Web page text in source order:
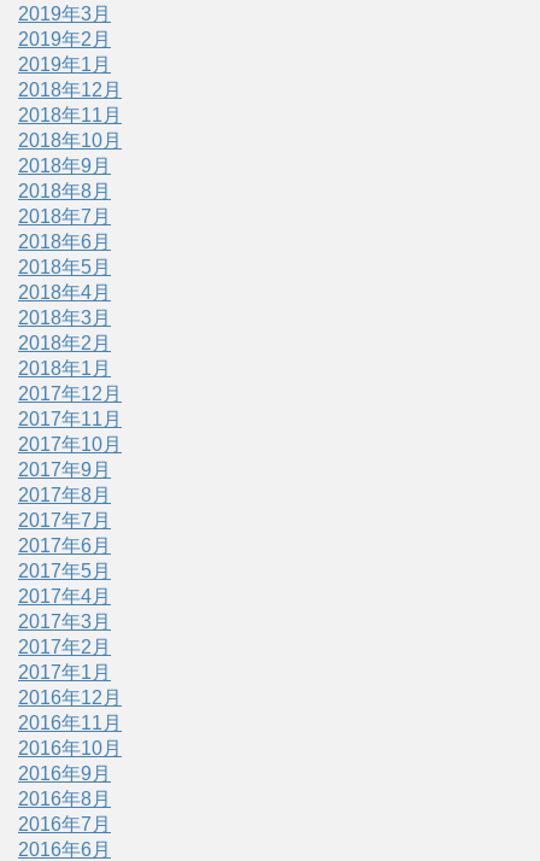
2019年3月
2019年2月
2019年1月
2018年12月
2018年11月
2018年10月
2018年9月
2018年8月
2018年7月
2018年6月
2018年5月
2018年4月
2018年3月
2018年2月
2018年1月
2017年12月
2017年11月
2017年10月
2017年9月
2017年8月
2017年7月
2017年6月
2017年5月
2017年4月
2017年3月
2017年2月
2017年1月
2016年12月
2016年11月
2016年10月
2016年9月
2016年8月
2016年7月
2016年6月